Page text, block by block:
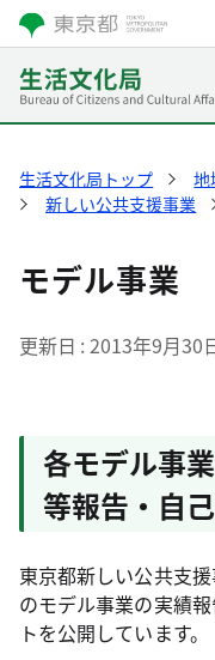
生活文化局トップ 地
新しい公共支援事業
モデル事業
更新日 2013年9月30
各モデル事
等報告・自
東京都新しい公共支
のモデル事業の実績
トを公開しています。